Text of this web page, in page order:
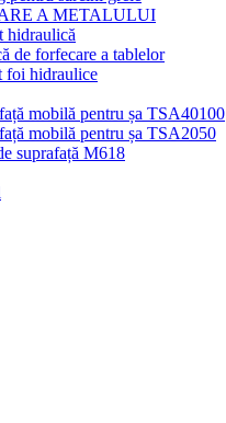
A METALULUI
hidraulică
de forfecare a tablelor
foi hidraulice
mobilă pentru șa TSA40100
mobilă pentru șa TSA2050
suprafață M618